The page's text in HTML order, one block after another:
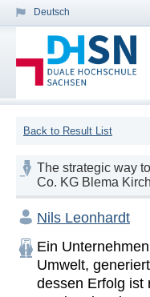
Deutsch
Back to Result List
The strategic way
Co. KG Blema
Nils Leonhardt
Ein
Umwelt,
dessen Erfolg ist